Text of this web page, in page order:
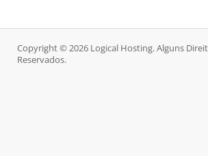
Copyright © 2026 Logical Hosting. Alguns
Reservados.